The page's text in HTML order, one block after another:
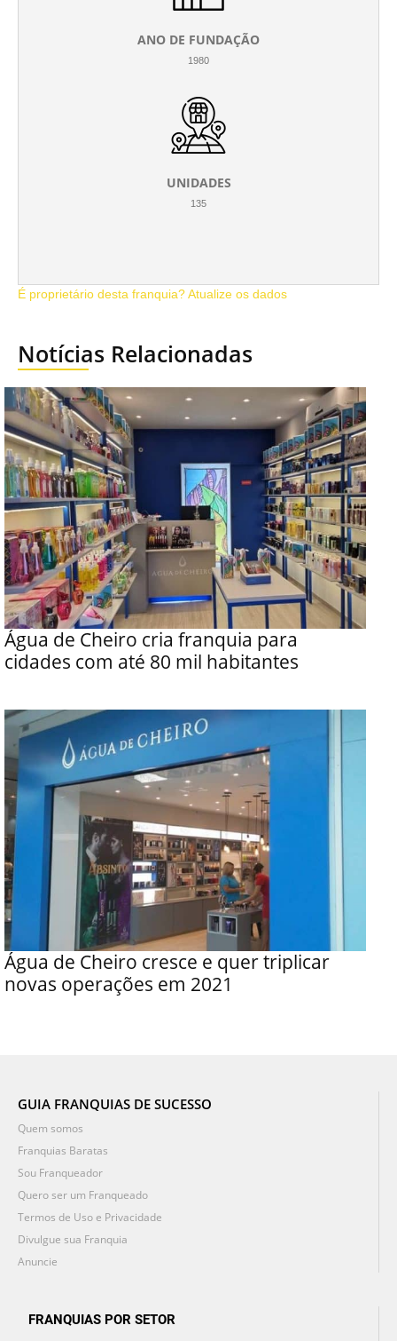
ANO DE FUNDAÇÃO
1980
UNIDADES
135
É proprietário desta franquia? Atualize os dados
Notícias Relacionadas
Água de Cheiro cria franquia para
cidades com até 80 mil habitantes
Água de Cheiro cresce e quer triplicar
novas operações em 2021
GUIA FRANQUIAS DE SUCESSO
Quem somos
Franquias Baratas
Sou Franqueador
Quero ser um Franqueado
Termos de Uso e Privacidade
Divulgue sua Franquia
Anuncie
FRANQUIAS POR SETOR